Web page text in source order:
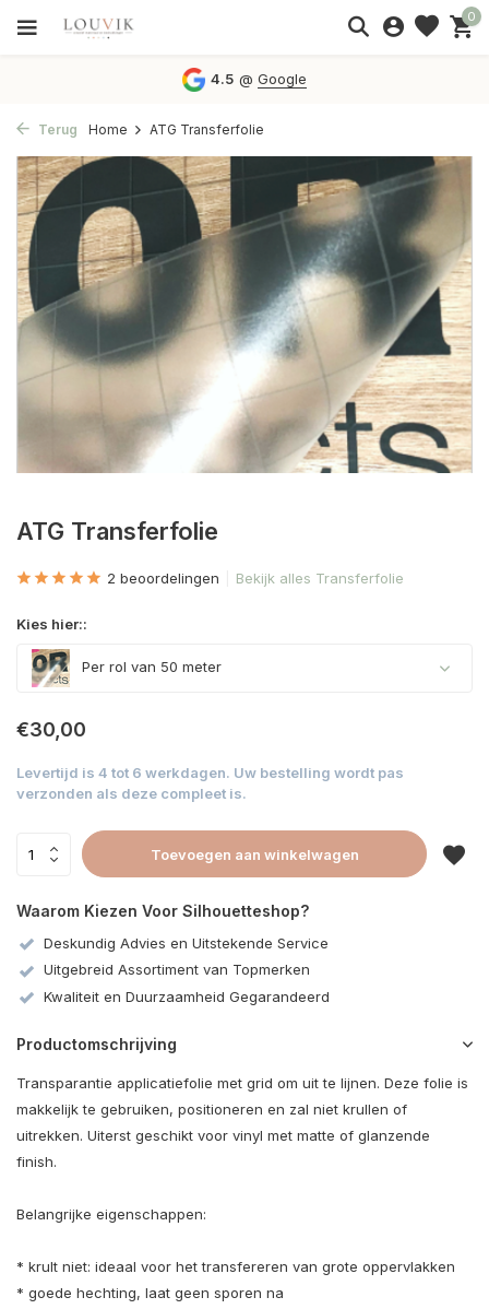
0
4.5 @Google
Terug Home ATG Transferfolie
ATG Transferfolie
2 beoordelingen Bekijk alles Transferfolie
Kies hier::
Per rol van 50 meter
€30,00
Levertijd is 4 tot 6 werkdagen. Uw bestelling wordt pas
verzonden als deze compleet is.
Toevoegen aan winkelwagen
Waarom Kiezen Voor Silhouetteshop?
Deskundig Advies en Uitstekende Service
Uitgebreid Assortiment van Topmerken
Kwaliteit en Duurzaamheid Gegarandeerd
Productomschrijving
Transparantie applicatiefolie met grid om uit te lijnen. Deze folie is
makkelijk te gebruiken, positioneren en zal niet krullen of
uitrekken. Uiterst geschikt voor vinyl met matte of glanzende
finish.
Belangrijke eigenschappen:
* krult niet: ideaal voor het transfereren van grote oppervlakken
* goede hechting, laat geen sporen na